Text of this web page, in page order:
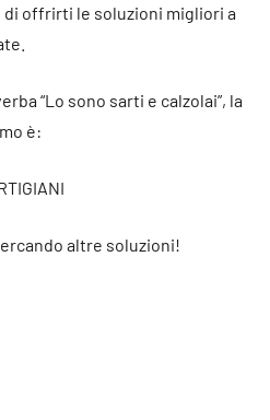
offrirti le soluzioni migliori a
“Lo sono sarti e calzolai”, la
è:
altre soluzioni!